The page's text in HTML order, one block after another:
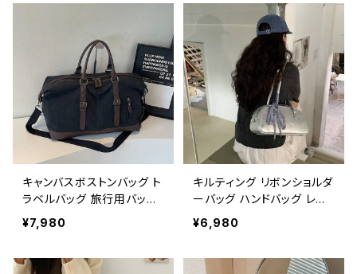
人気 韓国風バッグ 春夏 秋
冬 K-B0185
ウン 収納力抜群 秋冬 春夏
コーデ K-B0212
キャンバスボストンバッグ ト
ラベルバッグ 旅行用バッグ
メンズ レディース 鞄 大容
量 軽量 バッグ カジュアル
ック ダークグリーン アイボ
¥7,980
キルティング リボンショルダ
ーバッグ ハンドバッグ レデ
ィース バッグ 韓国風 シル
バー 光沢感 コンパクト 大
おしゃれ 人気 ワンタイプ K-
¥6,980